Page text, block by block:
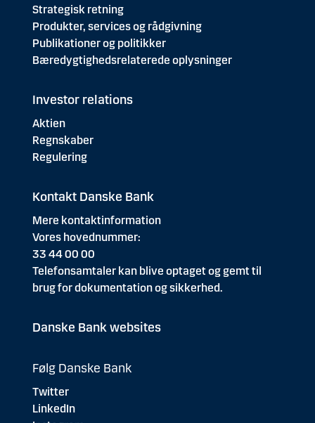
Strategisk retning
Produkter, services og rådgivning
Publikationer og politikker
Bæredygtighedsrelaterede oplysninger
Investor relations
Aktien
Regnskaber
Regulering
Kontakt Danske Bank
Mere kontaktinformation
Vores hovednummer:
33 44 00 00
Telefonsamtaler kan blive optaget og gemt til
brug for dokumentation og sikkerhed.
Danske Bank websites
Følg Danske Bank
Twitter
LinkedIn